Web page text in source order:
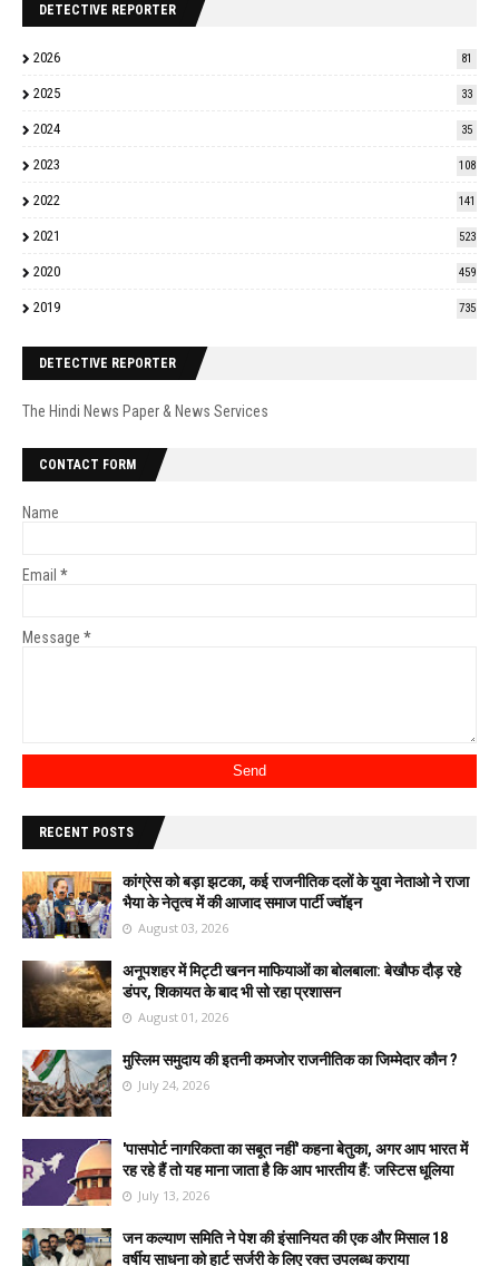
DETECTIVE REPORTER
2026 81
2025 33
2024 35
2023 108
2022 141
2021 523
2020 459
2019 735
DETECTIVE REPORTER
The Hindi News Paper & News Services
CONTACT FORM
Name
Email *
Message *
RECENT POSTS
कांग्रेस को बड़ा झटका, कई राजनीतिक दलों के युवा नेताओ ने राजा
भैया के नेतृत्व में की आजाद समाज पार्टी ज्वॉइन
August 03, 2026
अनूपशहर में मिट्टी खनन माफियाओं का बोलबाला: बेखौफ दौड़ रहे
डंपर, शिकायत के बाद भी सो रहा प्रशासन
August 01, 2026
मुस्लिम समुदाय की इतनी कमजोर राजनीतिक का जिम्मेदार कौन ?
July 24, 2026
'पासपोर्ट नागरिकता का सबूत नहीं' कहना बेतुका, अगर आप भारत में
रह रहे हैं तो यह माना जाता है कि आप भारतीय हैं: जस्टिस धूलिया
July 13, 2026
जन कल्याण समिति ने पेश की इंसानियत की एक और मिसाल 18
वर्षीय साधना को हार्ट सर्जरी के लिए रक्त उपलब्ध कराया